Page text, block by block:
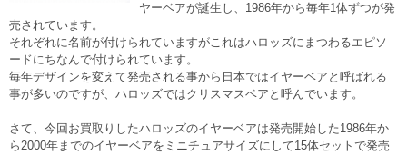
ヤーベアが誕生し、1986年から毎年1体ずつが発
売されています。
それぞれに名前が付けられていますがこれはハロッズにまつわるエピソ
ードにちなんで付けられています。
毎年デザインを変えて発売される事から日本ではイヤーベアと呼ばれる
事が多いのですが、ハロッズではクリスマスベアと呼んでいます。
さて、今回お買取りしたハロッズのイヤーベアは発売開始した1986年か
ら2000年までのイヤーベアをミニチュアサイズにして15体セットで発売